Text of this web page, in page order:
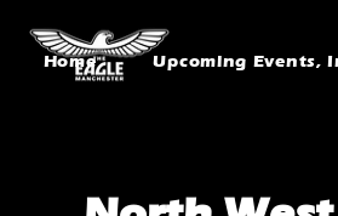
Home Upcoming Events,